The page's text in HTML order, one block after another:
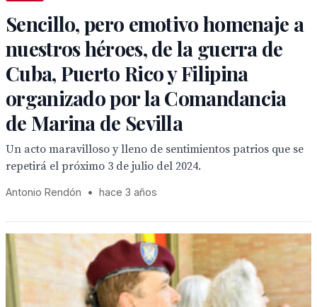
Sencillo, pero emotivo homenaje a
nuestros héroes, de la guerra de
Cuba, Puerto Rico y Filipina
organizado por la Comandancia
de Marina de Sevilla
Un acto maravilloso y lleno de sentimientos patrios que se
repetirá el próximo 3 de julio del 2024.
Antonio Rendón • hace 3 años